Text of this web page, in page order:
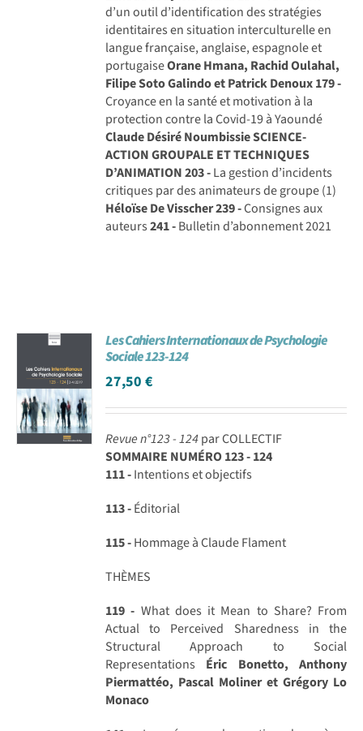
d’un outil d’identification des stratégies
identitaires en situation interculturelle en
langue française, anglaise, espagnole et
portugaiseOrane Hmana, Rachid Oulahal,
Filipe Soto Galindo et Patrick Denoux179 -
Croyance en la santé et motivation à la
protection contre la Covid-19 à Yaoundé
Claude Désiré NoumbissieSCIENCE-
ACTION GROUPALE ET TECHNIQUES
D’ANIMATION203 -La gestion d’incidents
critiques par des animateurs de groupe (1)
Héloïse De Visscher239 -Consignes aux
auteurs241 -Bulletin d’abonnement 2021
Les Cahiers Internationaux de Psychologie
Sociale 123-124
27,50€
Revue n°123 - 124par COLLECTIF
SOMMAIRE NUMÉRO 123 - 124
111 -Intentions et objectifs
113 -Éditorial
115 -Hommage à Claude Flament
THÈMES
119 - What does it Mean to Share? From
Actual to Perceived Sharedness in the
Structural Approach to Social
Representations Éric Bonetto, Anthony
Piermattéo, Pascal Moliner et Grégory Lo
Monaco